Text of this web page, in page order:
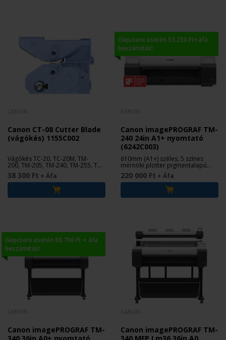
Canon CT-08 Cutter Blade
(vágókés) 1155C002
Vágókés TC-20, TC-20M, TM-
200, TM-205, TM-240, TM-255, TM-
300, TM-305, TM-340, TM-350, TM-
355 nyomtatókhoz.
38 300 Ft + Áfa
Gépcsere esetén 53.250 Ft+áfa
beszámítás!
Canon imagePROGRAF TM-
240 24in A1+ nyomtató
(6242C003)
610mm (A1+) széles, 5 színes
mérnöki plotter pigmentalapú
tintával
220 000 Ft + Áfa
Gépcsere esetén 88.750 Ft + áfa
beszámítás!
Canon imagePROGRAF TM-
Canon imagePROGRAF TM-